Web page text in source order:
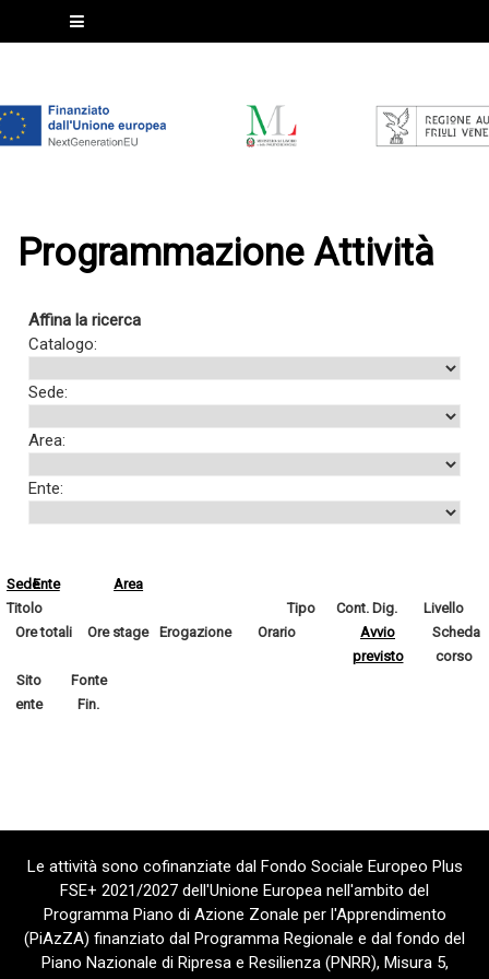
Programmazione Attività
Affina la ricerca
Catalogo:
Sede:
Area:
Ente:
SedeEnte
Area
Titolo
Tipo Cont. Dig.
Livello
Ore totali
Ore stage Erogazione Orario
Avvio
previsto
Scheda
corso
Sito
ente
Fonte
Fin.
Le attività sono cofinanziate dal Fondo Sociale Europeo Plus
FSE+ 2021/2027 dell'Unione Europea nell'ambito del
Programma Piano di Azione Zonale per l'Apprendimento
(PiAzZA) finanziato dal Programma Regionale e dal fondo del
Piano Nazionale di Ripresa e Resilienza (PNRR), Misura 5,